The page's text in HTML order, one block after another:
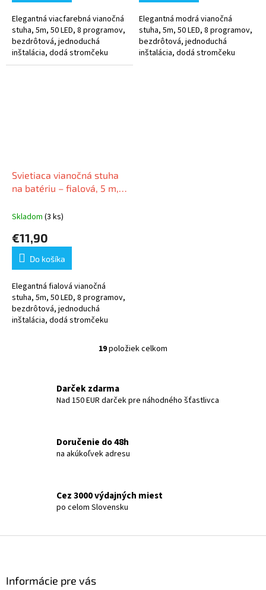
Elegantná viacfarebná vianočná
stuha, 5m, 50 LED, 8 programov,
bezdrôtová, jednoduchá
inštalácia, dodá stromčeku
nezabudnuteľný lesk.
Elegantná modrá vianočná
stuha, 5m, 50 LED, 8 programov,
bezdrôtová, jednoduchá
inštalácia, dodá stromčeku
Svietiaca vianočná stuha
na batériu – fialová, 5 m,
Skladom (3 ks)
€11,90
Do košíka
Elegantná fialová vianočná
stuha, 5m, 50 LED, 8 programov,
bezdrôtová, jednoduchá
inštalácia, dodá stromčeku
O
d
k
y
p
19položiek celkom
Darček zdarma
Nad 150 EUR darček pre náhodného šťastlivca
Doručenie do 48h
na akúkoľvek adresu
Cez 3000 výdajných miest
po celom Slovensku
Informácie pre vás